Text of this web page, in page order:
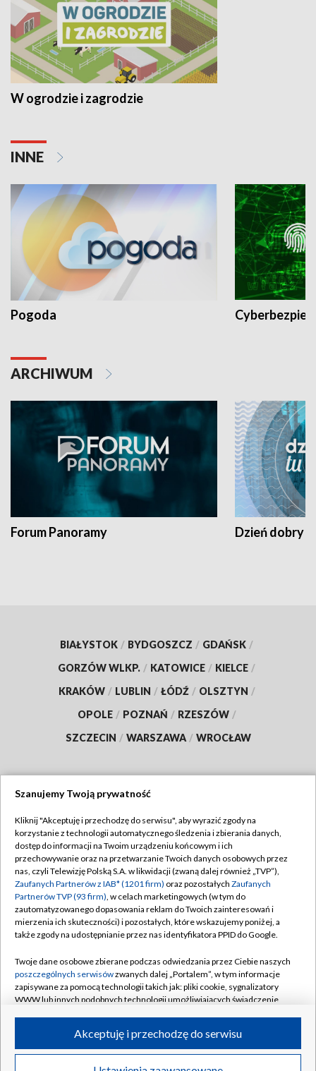
W ogrodzie i zagrodzie
INNE
Pogoda
ARCHIWUM
Forum Panoramy Dzień dobry
BIAŁYSTOK / BYDGOSZCZ / GDAŃSK /
GORZÓW WLKP. / KATOWICE / KIELCE /
KRAKÓW / LUBLIN / ŁÓDŹ / OLSZTYN /
OPOLE / POZNAŃ / RZESZÓW /
SZCZECIN / WARSZAWA / WROCŁAW
TVP
Abonament TVP
Emisja w TVP
Centrum informacji TVP
Naziemna Telewizja Cyfrowa
Rada Programowa
System NOS
Informacje o nadawcy
Program dla prasy
Regulamin TVP
Polityka prywatności
Moje zgody
Pomoc
Kontakt
Kanały
©2026 Telewizja Polska S.A. w likwidacji
Szanujemy Twoją prywatność
Kliknij "Akceptuję i przechodzę do serwisu", aby wyrazić zgody na
korzystanie z technologii automatycznego śledzenia i zbierania danych,
dostęp do informacji na Twoim urządzeniu końcowym i ich
przechowywanie oraz na przetwarzanie Twoich danych osobowych przez
nas, czyli Telewizję Polską S.A. w likwidacji (zwaną dalej również „TVP”),
Zaufanych Partnerów z IAB* (1201 firm) oraz pozostałych Zaufanych
Partnerów TVP (93 firm), w celach marketingowych (w tym do
zautomatyzowanego dopasowania reklam do Twoich zainteresowań i
mierzenia ich skuteczności) i pozostałych, które wskazujemy poniżej, a
także zgody na udostępnianie przez nas identyfikatora PPID do Google.
Twoje dane osobowe zbierane podczas odwiedzania przez Ciebie naszych
poszczególnych serwisówzwanych dalej „Portalem”, w tym informacje
zapisywane za pomocą technologii takich jak: pliki cookie, sygnalizatory
WWW lub innych podobnych technologii umożliwiających świadczenie
ruchu w Internecie.
Twoje dane osobowe zbierane podczas odwiedzania przez Ciebie
Akceptuję i przechodzę do serwisu